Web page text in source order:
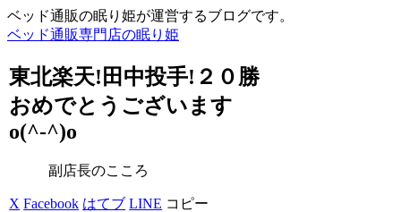
ベッド通販の眠り姫が運営するブログです。
ベッド通販専門店の眠り姫
東北楽天!田中投手!２０勝
おめでとうございます
o(^-^)o
副店長のこころ
X Facebook はてブ LINE コピー